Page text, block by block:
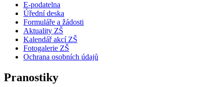
E-podatelna
Úřední deska
Formuláře a žádosti
Aktuality ZŠ
Kalendář akcí ZŠ
Fotogalerie ZŠ
Ochrana osobních údajů
Pranostiky